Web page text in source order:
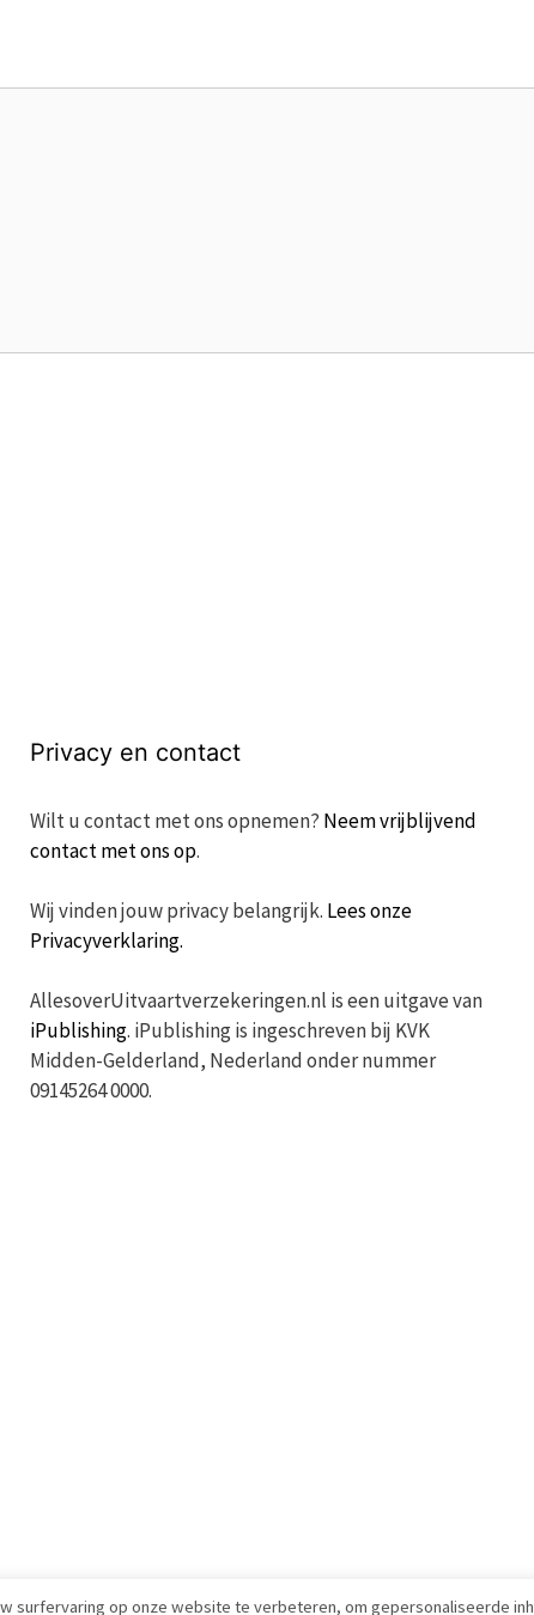
Privacy en contact
Wilt u contact met ons opnemen? Neem vrijblijvend
contact met ons op.
Wij vinden jouw privacy belangrijk. Lees onze
Privacyverklaring.
AllesoverUitvaartverzekeringen.nl is een uitgave van
iPublishing. iPublishing is ingeschreven bij KVK
Midden-Gelderland, Nederland onder nummer
09145264 0000.
surfervaring op onze website te verbeteren, om gepersonaliseerde